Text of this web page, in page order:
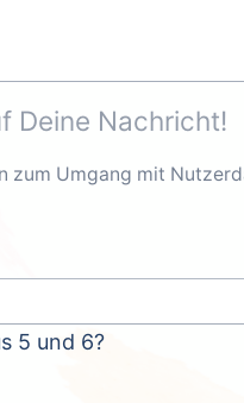
Deine Nachricht!
zum Umgang mit
5 und 6?